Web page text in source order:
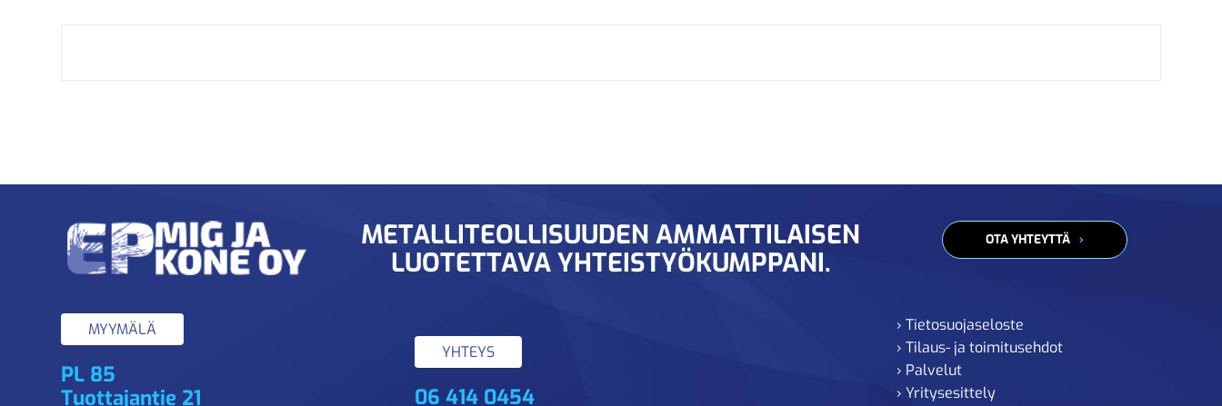
METALLITEOLLISUUDEN AMMATTILAISEN
LUOTETTAVA YHTEISTYÖKUMPPANI.
OTA YHTEYTTÄ
MYYMÄLÄ
PL 85
Tuottajantie 21
YHTEYS
06 414 0454
› Tietosuojaseloste
› Tilaus- ja toimitusehdot
› Palvelut
› Yritysesittely